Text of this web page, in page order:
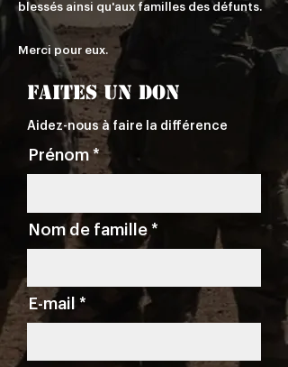
blessés ainsi qu'aux familles des défunts.
Merci pour eux.
Faites un don
Aidez-nous à faire la différence
Prénom
Nom de famille
E-mail